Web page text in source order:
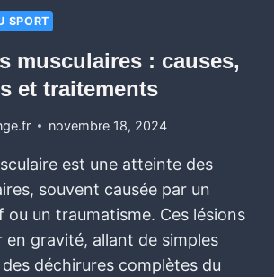
SPORT
musculaires : causes,
et traitements
novembre 18, 2024
est une atteinte des
souvent causée par un
un traumatisme. Ces lésions
en gravité, allant de simples
déchirures complètes du